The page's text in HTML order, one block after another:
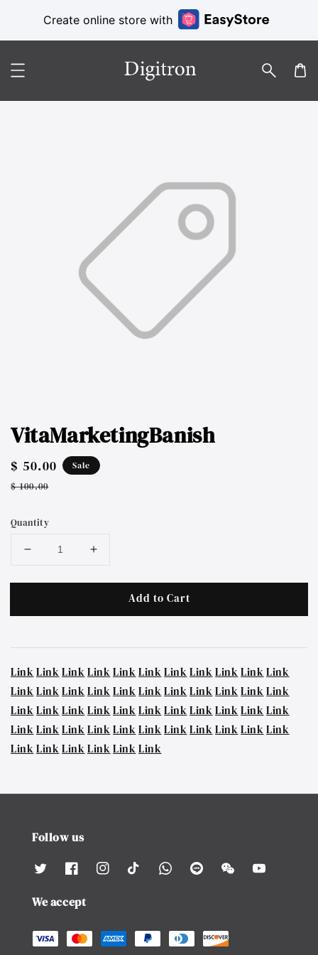
Create online store with
VitaMarketingBanish
Sale
price
$ 50.00
Regular
$ 100.00
Sale
Quantity
Add to Cart
LinkLinkLinkLinkLinkLinkLinkLinkLinkLinkLink
LinkLinkLinkLinkLinkLinkLinkLinkLinkLinkLink
LinkLinkLinkLinkLinkLinkLinkLinkLinkLinkLink
LinkLinkLinkLinkLinkLinkLinkLinkLinkLinkLink
LinkLinkLinkLinkLinkLink
Follow us
We accept